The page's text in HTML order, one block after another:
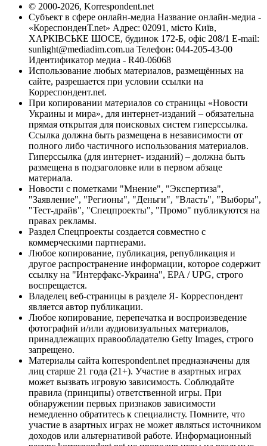
© 2000-2026, Korrespondent.net
Субъект в сфере онлайн-медиа Название онлайн-медиа -
«КореспонденТ.net» Адрес: 02091, місто Київ,
ХАРКІВСЬКЕ ШОСЕ, будинок 172-Б, офіс 208/1 E-mail:
sunlight@mediadim.com.ua Телефон: 044-205-43-00
Идентификатор медиа - R40-06068
Использование любых материалов, размещённых на
сайте, разрешается при условии ссылки на
Корреспондент.net.
При копировании материалов со страницы «Новости
Украины и мира», для интернет-изданий – обязательна
прямая открытая для поисковых систем гиперссылка.
Ссылка должна быть размещена в независимости от
полного либо частичного использования материалов.
Гиперссылка (для интернет- изданий) – должна быть
размещена в подзаголовке или в первом абзаце
материала.
Новости с пометками "Мнение", "Экспертиза",
"Заявление", "Регионы", "Деньги", "Власть", "Выборы",
"Тест-драйв", "Спецпроекты", "Промо" публикуются на
правах рекламы.
Раздел Спецпроекты создается совместно с
коммерческими партнерами.
Любое копирование, публикация, републикация и
другое распространение информации, которое содержит
ссылку на "Интерфакс-Украина", EPA / UPG, строго
воспрещается.
Владелец веб-страницы в разделе Я- Корреспондент
является автор публикации.
Любое копирование, перепечатка и воспроизведение
фотографий и/или аудиовизуальных материалов,
принадлежащих правообладателю Getty Images, строго
запрещено.
Материалы сайта korrespondent.net предназначены для
лиц старше 21 года (21+). Участие в азартных играх
может вызвать игровую зависимость. Соблюдайте
правила (принципы) ответственной игры. При
обнаружении первых признаков зависимости
немедленно обратитесь к специалисту. Помните, что
участие в азартных играх не может являться источником
доходов или альтернативой работе. Информационный